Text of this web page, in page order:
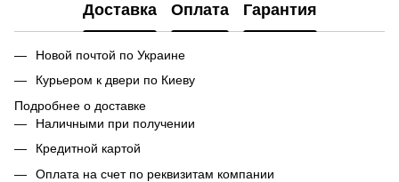
Доставка Оплата Гарантия
Новой почтой по Украине
Курьером к двери по Киеву
Подробнее о доставке
Наличными при получении
Кредитной картой
Оплата на счет по реквизитам компании